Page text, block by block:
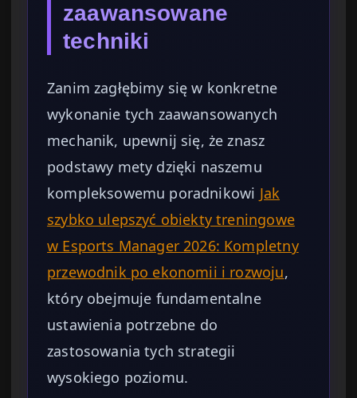
zaawansowane
techniki
Zanim zagłębimy się w konkretne
wykonanie tych zaawansowanych
mechanik, upewnij się, że znasz
podstawy mety dzięki naszemu
kompleksowemu poradnikowi Jak
szybko ulepszyć obiekty treningowe
w Esports Manager 2026: Kompletny
przewodnik po ekonomii i rozwoju,
który obejmuje fundamentalne
ustawienia potrzebne do
zastosowania tych strategii
wysokiego poziomu.